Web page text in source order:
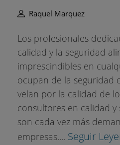
Raquel Marquez
Los profesionales
calidad y la seguridad
imprescindibles en
ocupan de la seguridad
velan por la calidad de
consultores en calidad
son cada vez más
empresas.... Seguir